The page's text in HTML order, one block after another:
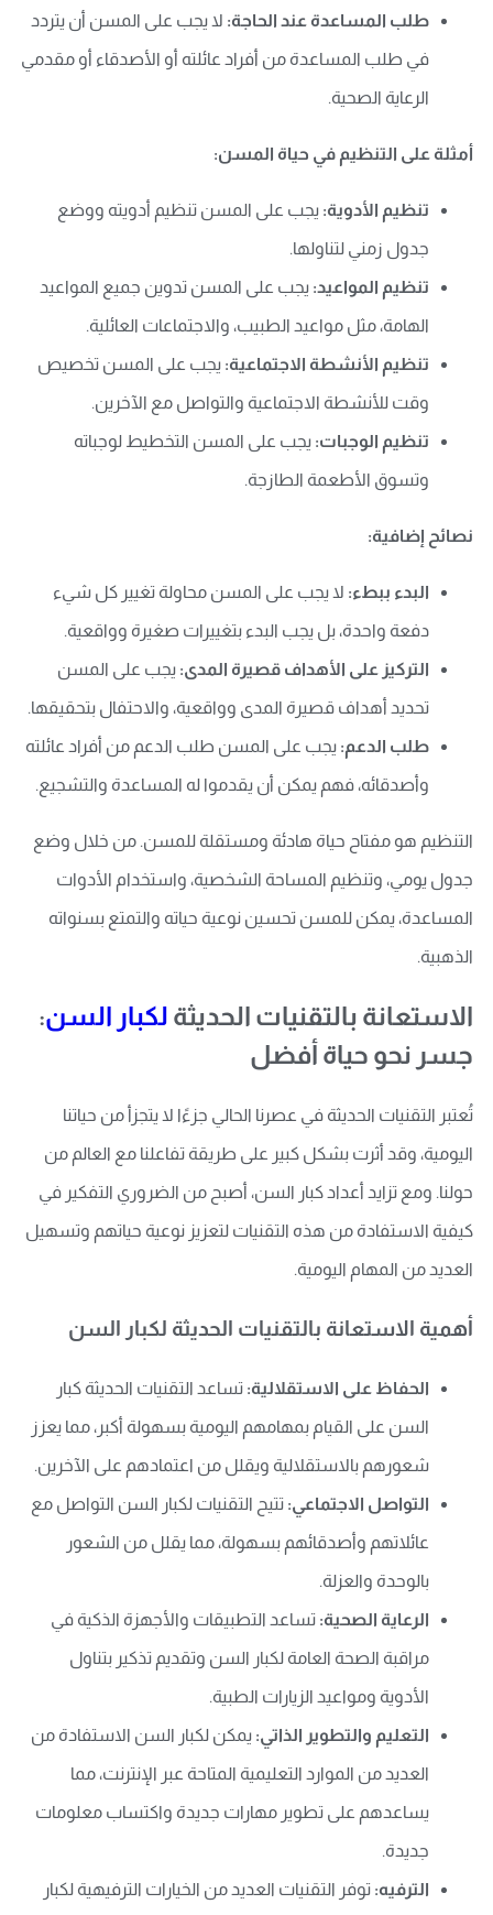
طلب المساعدة عند الحاجة: لا يجب على المسن أن يتردد
في طلب المساعدة من أفراد عائلته أو الأصدقاء أو مقدمي
الرعاية الصحية.
أمثلة على التنظيم في حياة المسن:
تنظيم الأدوية: يجب على المسن تنظيم أدويته ووضع
جدول زمني لتناولها.
تنظيم المواعيد: يجب على المسن تدوين جميع المواعيد
الهامة، مثل مواعيد الطبيب، والاجتماعات العائلية.
تنظيم الأنشطة الاجتماعية: يجب على المسن تخصيص
وقت للأنشطة الاجتماعية والتواصل مع الآخرين.
تنظيم الوجبات: يجب على المسن التخطيط لوجباته
وتسوق الأطعمة الطازجة.
نصائح إضافية:
البدء ببطء: لا يجب على المسن محاولة تغيير كل شيء
دفعة واحدة، بل يجب البدء بتغييرات صغيرة وواقعية.
التركيز على الأهداف قصيرة المدى: يجب على المسن
تحديد أهداف قصيرة المدى وواقعية، والاحتفال بتحقيقها.
طلب الدعم: يجب على المسن طلب الدعم من أفراد عائلته
وأصدقائه، فهم يمكن أن يقدموا له المساعدة والتشجيع.
التنظيم هو مفتاح حياة هادئة ومستقلة للمسن. من خلال وضع
جدول يومي، وتنظيم المساحة الشخصية، واستخدام الأدوات
المساعدة، يمكن للمسن تحسين نوعية حياته والتمتع بسنواته
الذهبية.
الاستعانة بالتقنيات الحديثة لكبار السن:
جسر نحو حياة أفضل
تُعتبر التقنيات الحديثة في عصرنا الحالي جزءًا لا يتجزأ من حياتنا
اليومية، وقد أثرت بشكل كبير على طريقة تفاعلنا مع العالم من
حولنا. ومع تزايد أعداد كبار السن، أصبح من الضروري التفكير في
كيفية الاستفادة من هذه التقنيات لتعزيز نوعية حياتهم وتسهيل
العديد من المهام اليومية.
أهمية الاستعانة بالتقنيات الحديثة لكبار السن
الحفاظ على الاستقلالية: تساعد التقنيات الحديثة كبار
السن على القيام بمهامهم اليومية بسهولة أكبر، مما يعزز
شعورهم بالاستقلالية ويقلل من اعتمادهم على الآخرين.
التواصل الاجتماعي: تتيح التقنيات لكبار السن التواصل مع
عائلاتهم وأصدقائهم بسهولة، مما يقلل من الشعور
بالوحدة والعزلة.
الرعاية الصحية: تساعد التطبيقات والأجهزة الذكية في
مراقبة الصحة العامة لكبار السن وتقديم تذكير بتناول
الأدوية ومواعيد الزيارات الطبية.
التعليم والتطوير الذاتي: يمكن لكبار السن الاستفادة من
العديد من الموارد التعليمية المتاحة عبر الإنترنت، مما
يساعدهم على تطوير مهارات جديدة واكتساب معلومات
جديدة.
الترفيه: توفر التقنيات العديد من الخيارات الترفيهية لكبار